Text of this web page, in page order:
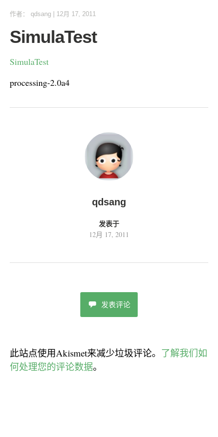
作者： qdsang 12月 17, 2011
SimulaTest
SimulaTest
processing-2.0a4
qdsang
发表于
12月 17, 2011
发表评论
此站点使用Akismet来减少垃圾评论。 了解我们如
何处理您的评论数据。